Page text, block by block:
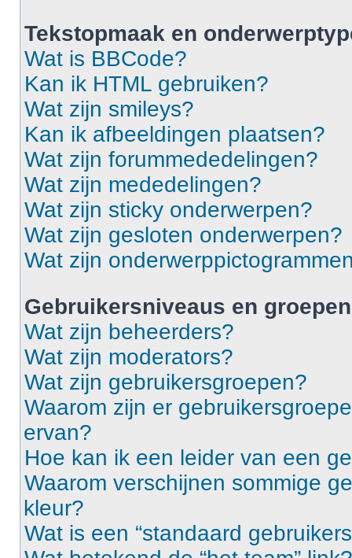
Tekstopmaak en
Wat is BBCode?
Kan ik HTML gebruiken?
Wat zijn smileys?
Kan ik afbeeldingen plaatsen?
Wat zijn forummededelingen?
Wat zijn mededelingen?
Wat zijn sticky onderwerpen?
Wat zijn gesloten onderwerpen?
Wat zijn
Gebruikersniveaus en groepen
Wat zijn beheerders?
Wat zijn moderators?
Wat zijn gebruikersgroepen?
Waarom zijn er
ervan?
Hoe kan ik een leider van een
Waarom verschijnen sommige
kleur?
Wat is een “standaard